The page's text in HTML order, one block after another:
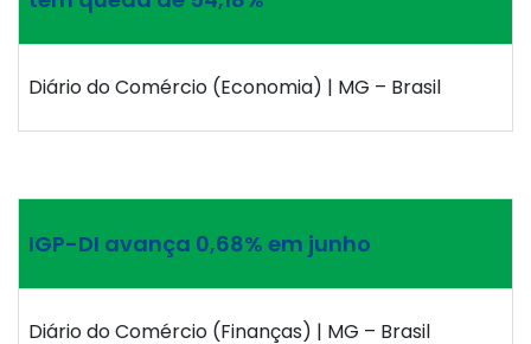
Diário do Comércio (Economia) | MG – Brasil
IGP-DI avança 0,68% em junho
Diário do Comércio (Finanças) | MG – Brasil